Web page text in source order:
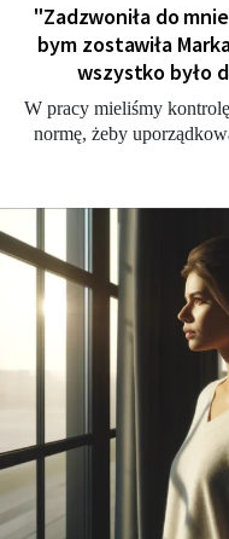
"Zadzwoniła do
bym zostawiła
wszystko było
W pracy mieliśmy
normę, żeby